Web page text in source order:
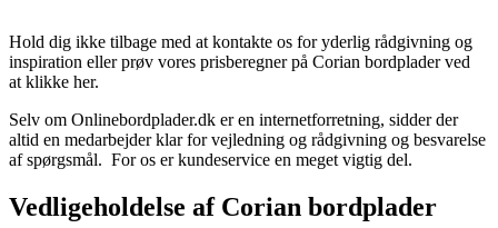
Hold dig ikke tilbage med at kontakte os for yderlig rådgivning og
inspiration eller prøv vores prisberegner på Corian bordplader ved
at klikke her.
Selv om Onlinebordplader.dk er en internetforretning, sidder der
altid en medarbejder klar for vejledning og rådgivning og besvarelse
af spørgsmål. For os er kundeservice en meget vigtig del.
Vedligeholdelse af Corian bordplader